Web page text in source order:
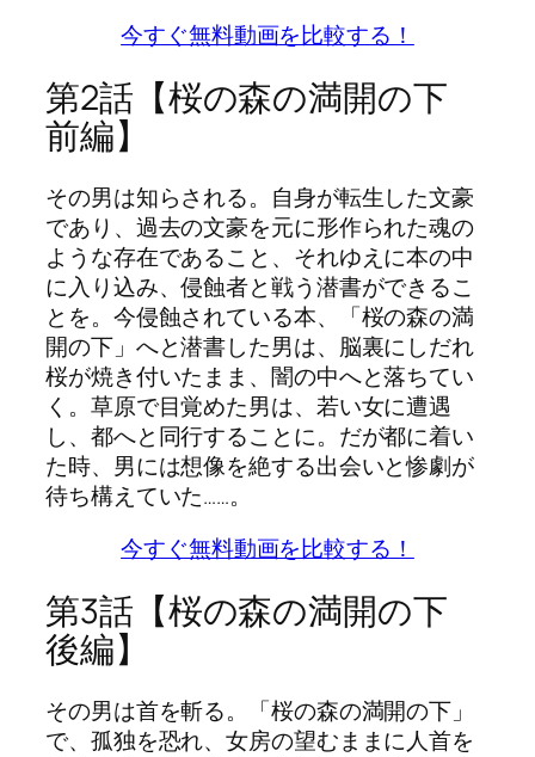
今すぐ無料動画を比較する！
第2話【桜の森の満開の下
前編】
その男は知らされる。自身が転生した文豪
であり、過去の文豪を元に形作られた魂の
ような存在であること、それゆえに本の中
に入り込み、侵蝕者と戦う潜書ができるこ
とを。今侵蝕されている本、「桜の森の満
開の下」へと潜書した男は、脳裏にしだれ
桜が焼き付いたまま、闇の中へと落ちてい
く。草原で目覚めた男は、若い女に遭遇
し、都へと同行することに。だが都に着い
た時、男には想像を絶する出会いと惨劇が
待ち構えていた……。
今すぐ無料動画を比較する！
第3話【桜の森の満開の下
後編】
その男は首を斬る。「桜の森の満開の下」
で、孤独を恐れ、女房の望むままに人首を